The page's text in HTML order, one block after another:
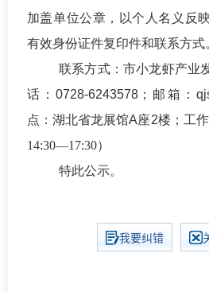
加盖单位公章，以个人名义反
有效身份证件复印件和联系方式
联系方式： 市小龙虾产业
话：0728-6243578 ；邮箱：
点：湖北省龙展馆A座2楼；工
14:30—17:30）
特此公示。
我要纠错